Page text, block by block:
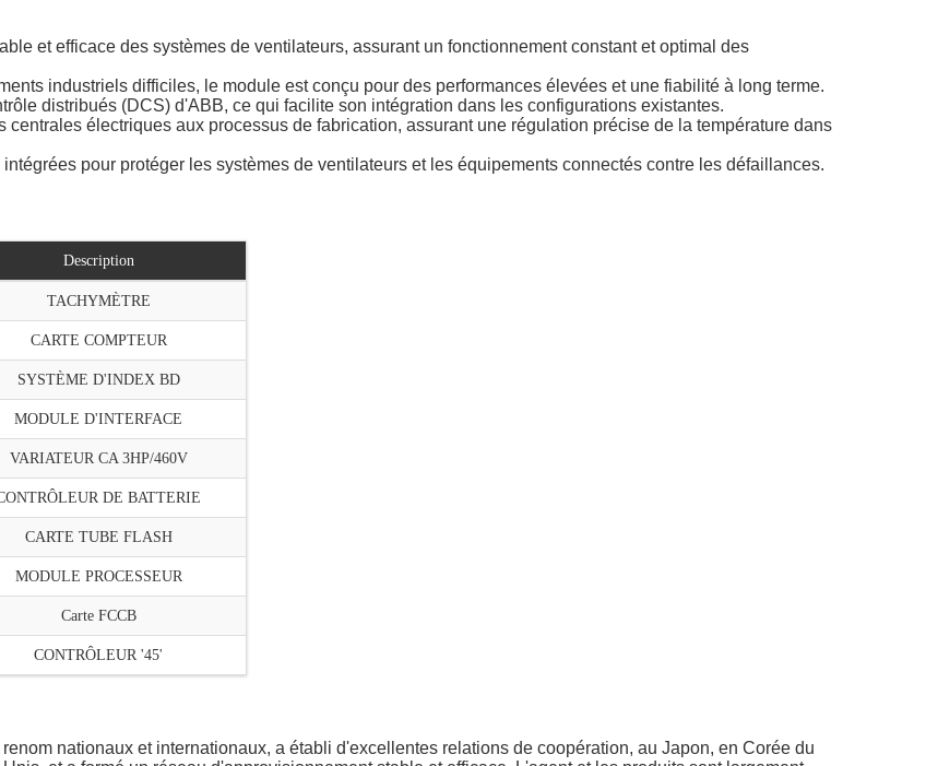
et efficace des systèmes de ventilateurs, assurant un fonctionnement constant et optimal des
industriels difficiles, le module est conçu pour des performances élevées et une fiabilité à long terme.
distribués (DCS) d'ABB, ce qui facilite son intégration dans les configurations existantes.
électriques aux processus de fabrication, assurant une régulation précise de la température dans
pour protéger les systèmes de ventilateurs et les équipements connectés contre les défaillances.
Description
TACHYMÈTRE
CARTE COMPTEUR
SYSTÈME D'INDEX BD
MODULE D'INTERFACE
VARIATEUR CA 3HP/460V
DE BATTERIE
CARTE TUBE FLASH
MODULE PROCESSEUR
Carte FCCB
CONTRÔLEUR '45'
nationaux et internationaux, a établi d'excellentes relations de coopération, au Japon, en Corée du